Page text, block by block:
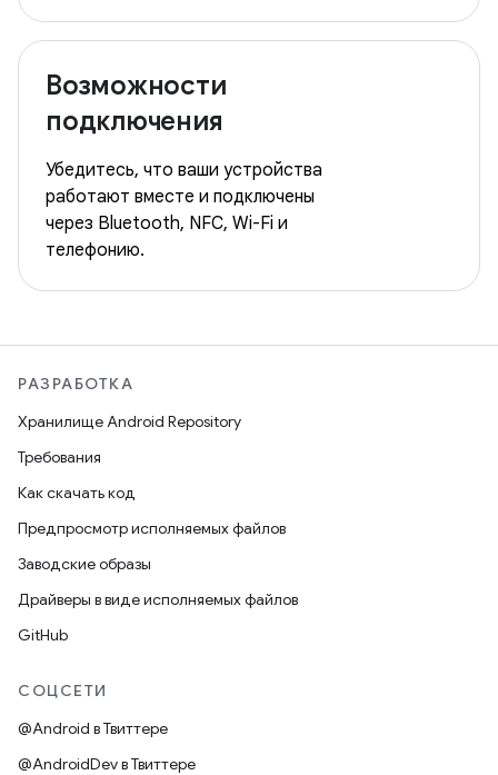
Возможности
подключения
Убедитесь, что ваши устройства
работают вместе и подключены
через Bluetooth, NFC, Wi-Fi и
телефонию.
РАЗРАБОТКА
Хранилище Android Repository
Требования
Как скачать код
Предпросмотр исполняемых файлов
Заводские образы
Драйверы в виде исполняемых файлов
GitHub
СОЦСЕТИ
@Android в Твиттере
@AndroidDev в Твиттере